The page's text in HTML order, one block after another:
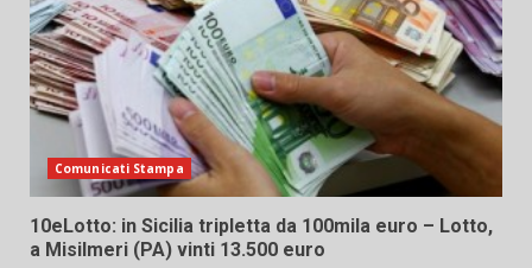
Comunicati Stampa
10eLotto: in Sicilia tripletta da 100mila euro – Lotto,
a Misilmeri (PA) vinti 13.500 euro